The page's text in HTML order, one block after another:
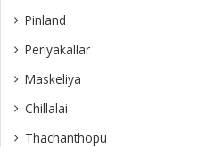
Pinland
Periyakallar
Maskeliya
Chillalai
Thachanthopu